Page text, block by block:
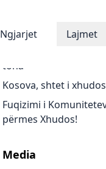
Ngjarjet Lajmet
Programet
tona
Kosova, shtet i
Fuqizimi i
përmes Xhudos!
Media